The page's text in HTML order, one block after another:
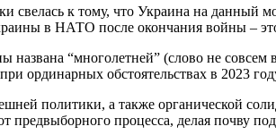
свелась к тому, что Украина на
в НАТО после окончания войны –
“многолетней” (слово не совсем
ординарных обстоятельствах в 2023
политики, а также органической
процесса, делая почву